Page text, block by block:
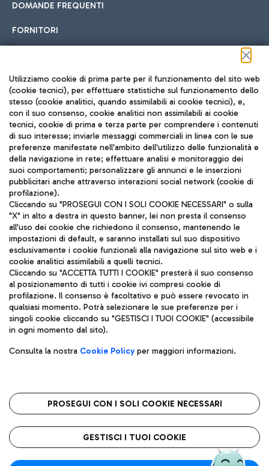
DOMANDE FREQUENTI
FORNITORI
Seguici sui social
TRAVEL JOURNAL
ITA
Aeroporti di Roma S.p.A. - Società soggetta a direzione e
coordinamento di Mundys S.p.A.
Codice fiscale e Registro delle Imprese di Roma 13032990155 P.
IVA 06572251004
Capitale sociale 62.224.743,00 int. vers.
Sede legale: Via Pier Paolo Racchetti 1 - 00054 Fiumicino (RM)
telefono +39 06 65951
Privacy policy
Note legali
Roma FCO
L'aeroporto stellato
Utilizziamo cookie di prima parte per il funzionamento del sito web
(cookie tecnici), per effettuare statistiche sul funzionamento dello
stesso (cookie analitici, quando assimilabili ai cookie tecnici), e,
con il suo consenso, cookie analitici non assimilabili ai cookie
tecnici, cookie di prima e terza parte per comprendere i contenuti
di suo interesse; inviarle messaggi commerciali in linea con le sue
preferenze manifestate nell'ambito dell'utilizzo delle funzionalità e
della navigazione in rete; effettuare analisi e monitoraggio dei
suoi comportamenti; personalizzare gli annunci e le inserzioni
pubblicitari anche attraverso interazioni social network (cookie di
profilazione).
Cliccando su "PROSEGUI CON I SOLI COOKIE NECESSARI" o sulla
"X" in alto a destra in questo banner, lei non presta il consenso
all'uso dei cookie che richiedono il consenso, mantenendo le
impostazioni di default, e saranno installati sul suo dispositivo
esclusivamente i cookie funzionali alla navigazione sul sito web e i
cookie analitici assimilabili a quelli tecnici.
Cliccando su "ACCETTA TUTTI I COOKIE" presterà il suo consenso
al posizionamento di tutti i cookie ivi compresi cookie di
profilazione. Il consenso è facoltativo e può essere revocato in
qualsiasi momento. Potrà selezionare le sue preferenze per i
singoli cookie cliccando su "GESTISCI I TUOI COOKIE" (accessibile
in ogni momento dal sito).
Consulta la nostra Cookie Policyper maggiori informazioni.
PROSEGUI CON I SOLI COOKIE NECESSARI
GESTISCI I TUOI COOKIE